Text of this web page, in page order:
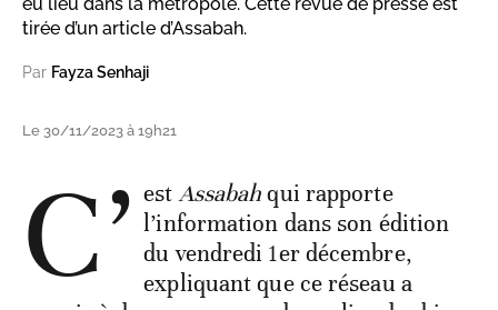
eu lieu dans la métropole. Cette revue de presse est
tirée d’un article d’Assabah.
Par Fayza Senhaji
Le 30/11/2023 à 19h21
C’ estAssabahqui rapporte
l’information dans son édition
du vendredi 1er décembre,
expliquant que ce réseau a